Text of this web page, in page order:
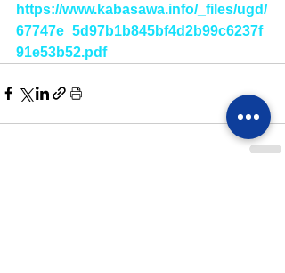
https://www.kabasawa.info/_files/ugd/
67747e_5d97b1b845bf4d2b99c6237f
91e53b52.pdf